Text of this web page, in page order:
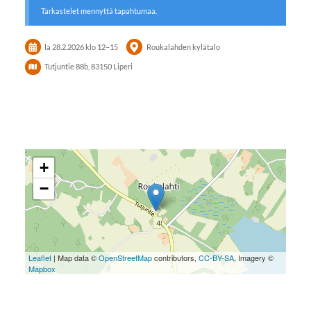
Tarkastelet mennyttä tapahtumaa.
la 28.2.2026klo 12–15 Roukalahden kylätalo
Tutjuntie 88b, 83150 Liperi
+
−
Leaflet| Map data ©OpenStreetMapcontributors, CC-BY-SA, Imagery ©
Mapbox